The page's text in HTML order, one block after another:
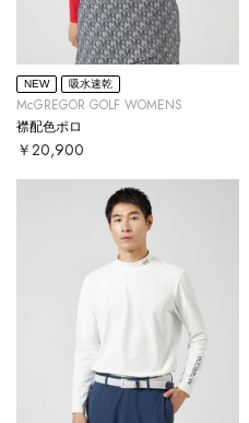
NEW 吸水速乾
McGREGOR GOLF WOMENS
襟配色ポロ
￥20,900